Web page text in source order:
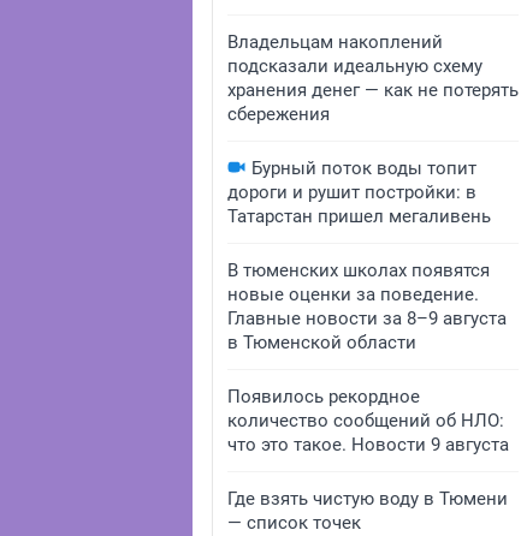
Владельцам накоплений
подсказали идеальную схему
хранения денег — как не потерять
сбережения
Бурный поток воды топит
дороги и рушит постройки: в
Татарстан пришел мегаливень
В тюменских школах появятся
новые оценки за поведение.
Главные новости за 8–9 августа
в Тюменской области
Появилось рекордное
количество сообщений об НЛО:
что это такое. Новости 9 августа
Где взять чистую воду в Тюмени
— список точек